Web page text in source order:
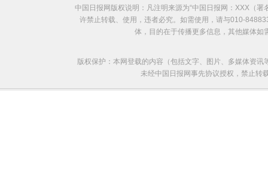
欧洲国家不愿与俄罗斯闹僵
中国日报网版权说明：凡注明来源为“中国日报网：XXX（
许禁止转载、使用，违者必究。如需使用，请与010-
体，目的在于传播更多信息，其他媒体
版权保护：本网登载的内容（包括文字、图片、多媒体资
未经中国日报网事先协议授权，禁止转